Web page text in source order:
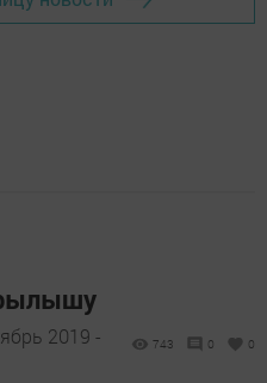
2019 -
743 0 0